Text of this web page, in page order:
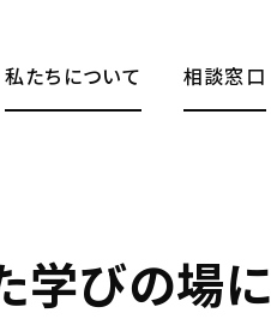
私たちについて 相談窓口
学びの場に